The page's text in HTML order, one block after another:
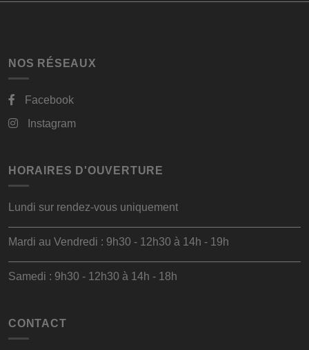
NOS RÉSEAUX
Facebook
Instagram
HORAIRES D'OUVERTURE
Lundi sur rendez-vous uniquement
Mardi au Vendredi : 9h30 - 12h30 à 14h - 19h
Samedi : 9h30 - 12h30 à 14h - 18h
CONTACT